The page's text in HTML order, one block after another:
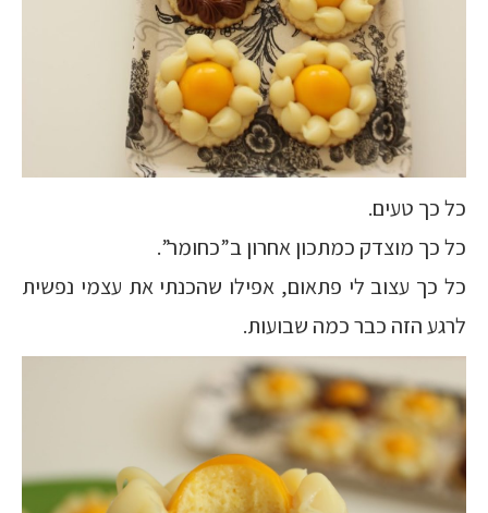
כל כך טעים.
כל כך מוצדק כמתכון אחרון ב”כחומר”.
כל כך עצוב לי פתאום, אפילו שהכנתי את עצמי נפשית
לרגע הזה כבר כמה שבועות.